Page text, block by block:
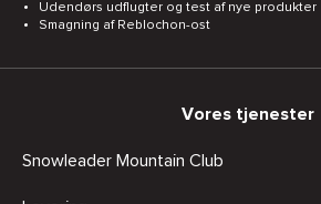
Udendørs udflugter og test af nye produkter
Smagning af Reblochon-ost
Vores tjenester
Snowleader Mountain Club